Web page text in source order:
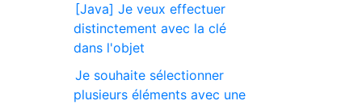
[Java] Je veux effectuer
distinctement avec la clé
dans l'objet
Je souhaite sélectionner
plusieurs éléments avec une